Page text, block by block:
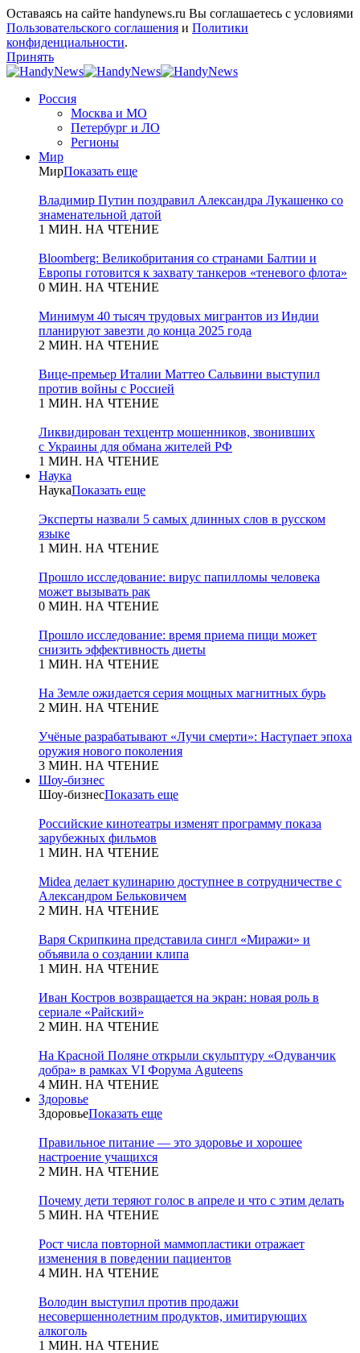
Оставаясь на сайте handynews.ru Вы соглашаетесь с условиями
Пользовательского соглашения и Политики
конфиденциальности.
Принять
Россия
Москва и МО
Петербург и ЛО
Регионы
Мир
МирПоказать еще
Владимир Путин поздравил Александра Лукашенко со
знаменательной датой
1 МИН. НА ЧТЕНИЕ
Bloomberg: Великобритания со странами Балтии и
Европы готовится к захвату танкеров «теневого флота»
0 МИН. НА ЧТЕНИЕ
Минимум 40 тысяч трудовых мигрантов из Индии
планируют завезти до конца 2025 года
2 МИН. НА ЧТЕНИЕ
Вице-премьер Италии Маттео Сальвини выступил
против войны с Россией
1 МИН. НА ЧТЕНИЕ
Ликвидирован техцентр мошенников, звонивших
с Украины для обмана жителей РФ
1 МИН. НА ЧТЕНИЕ
Наука
НаукаПоказать еще
Эксперты назвали 5 самых длинных слов в русском
языке
1 МИН. НА ЧТЕНИЕ
Прошло исследование: вирус папилломы человека
может вызывать рак
0 МИН. НА ЧТЕНИЕ
Прошло исследование: время приема пищи может
снизить эффективность диеты
1 МИН. НА ЧТЕНИЕ
На Земле ожидается серия мощных магнитных бурь
2 МИН. НА ЧТЕНИЕ
Учёные разрабатывают «Лучи смерти»: Наступает эпоха
оружия нового поколения
3 МИН. НА ЧТЕНИЕ
Шоу-бизнес
Шоу-бизнесПоказать еще
Российские кинотеатры изменят программу показа
зарубежных фильмов
1 МИН. НА ЧТЕНИЕ
Midea делает кулинарию доступнее в сотрудничестве с
Александром Бельковичем
2 МИН. НА ЧТЕНИЕ
Варя Скрипкина представила сингл «Миражи» и
объявила о создании клипа
1 МИН. НА ЧТЕНИЕ
Иван Костров возвращается на экран: новая роль в
сериале «Райский»
2 МИН. НА ЧТЕНИЕ
На Красной Поляне открыли скульптуру «Одуванчик
добра» в рамках VI Форума Aguteens
4 МИН. НА ЧТЕНИЕ
Здоровье
ЗдоровьеПоказать еще
Правильное питание — это здоровье и хорошее
настроение учащихся
2 МИН. НА ЧТЕНИЕ
Почему дети теряют голос в апреле и что с этим делать
5 МИН. НА ЧТЕНИЕ
Рост числа повторной маммопластики отражает
изменения в поведении пациентов
4 МИН. НА ЧТЕНИЕ
Володин выступил против продажи
несовершеннолетним продуктов, имитирующих
алкоголь
1 МИН. НА ЧТЕНИЕ